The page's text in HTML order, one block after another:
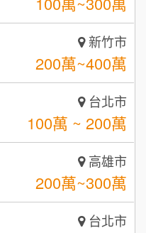
新竹市
200萬~400萬
台北市
100萬 ~ 200萬
高雄市
200萬~300萬
台北市
100萬~150萬
(台中市)